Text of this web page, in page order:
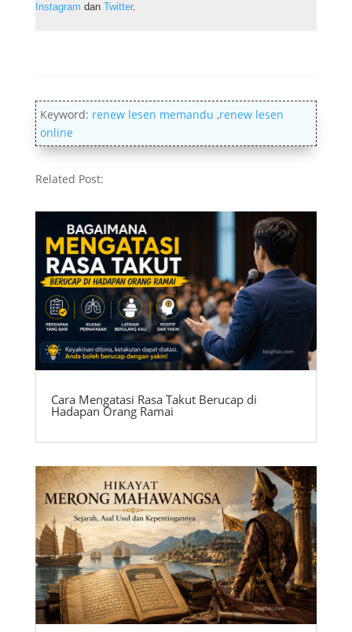
Instagram dan Twitter.
Keyword: renew lesen memandu ,renew lesen
online
Related Post:
Cara Mengatasi Rasa Takut Berucap di
Hadapan Orang Ramai